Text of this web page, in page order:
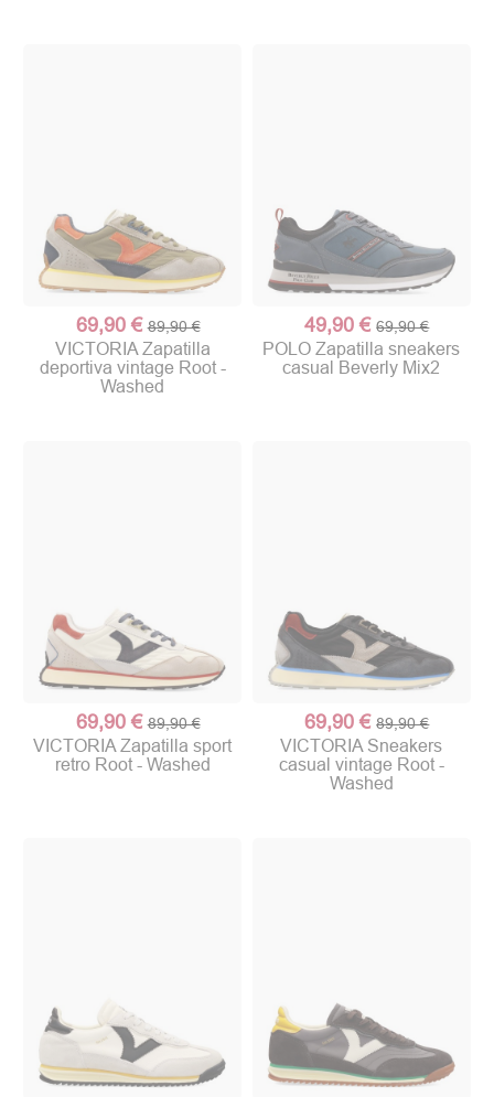
69,90 € 89,90 €
VICTORIA Zapatilla
deportiva vintage Root -
Washed
49,90 € 69,90 €
POLO Zapatilla sneakers
casual Beverly Mix2
69,90 € 89,90 €
VICTORIA Zapatilla sport
retro Root - Washed
69,90 € 89,90 €
VICTORIA Sneakers
casual vintage Root -
Washed